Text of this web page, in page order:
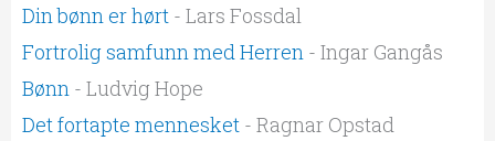
Din bønn er hørt - Lars Fossdal
Fortrolig samfunn med Herren - Ingar Gangås
Bønn - Ludvig Hope
Det fortapte mennesket - Ragnar Opstad